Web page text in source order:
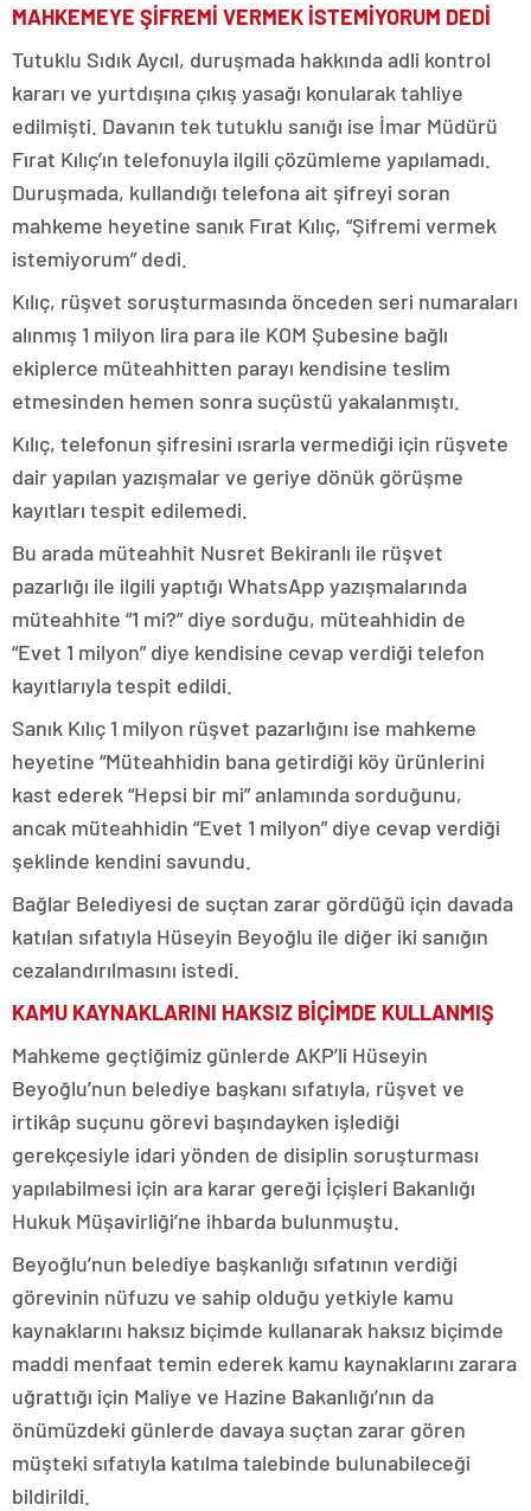
MAHKEMEYE ŞİFREMİ VERMEK İSTEMİYORUM DEDİ
Tutuklu Sıdık Aycıl, duruşmada hakkında adli kontrol
kararı ve yurtdışına çıkış yasağı konularak tahliye
edilmişti. Davanın tek tutuklu sanığı ise İmar Müdürü
Fırat Kılıç’ın telefonuyla ilgili çözümleme yapılamadı.
Duruşmada, kullandığı telefona ait şifreyi soran
mahkeme heyetine sanık Fırat Kılıç, “Şifremi vermek
istemiyorum” dedi.
Kılıç, rüşvet soruşturmasında önceden seri numaraları
alınmış 1 milyon lira para ile KOM Şubesine bağlı
ekiplerce müteahhitten parayı kendisine teslim
etmesinden hemen sonra suçüstü yakalanmıştı.
Kılıç, telefonun şifresini ısrarla vermediği için rüşvete
dair yapılan yazışmalar ve geriye dönük görüşme
kayıtları tespit edilemedi.
Bu arada müteahhit Nusret Bekiranlı ile rüşvet
pazarlığı ile ilgili yaptığı WhatsApp yazışmalarında
müteahhite “1 mi?” diye sorduğu, müteahhidin de
“Evet 1 milyon” diye kendisine cevap verdiği telefon
kayıtlarıyla tespit edildi.
Sanık Kılıç 1 milyon rüşvet pazarlığını ise mahkeme
heyetine “Müteahhidin bana getirdiği köy ürünlerini
kast ederek “Hepsi bir mi” anlamında sorduğunu,
ancak müteahhidin “Evet 1 milyon” diye cevap verdiği
şeklinde kendini savundu.
Bağlar Belediyesi de suçtan zarar gördüğü için davada
katılan sıfatıyla Hüseyin Beyoğlu ile diğer iki sanığın
cezalandırılmasını istedi.
KAMU KAYNAKLARINI HAKSIZ BİÇİMDE KULLANMIŞ
Mahkeme geçtiğimiz günlerde AKP’li Hüseyin
Beyoğlu’nun belediye başkanı sıfatıyla, rüşvet ve
irtikâp suçunu görevi başındayken işlediği
gerekçesiyle idari yönden de disiplin soruşturması
yapılabilmesi için ara karar gereği İçişleri Bakanlığı
Hukuk Müşavirliği’ne ihbarda bulunmuştu.
Beyoğlu’nun belediye başkanlığı sıfatının verdiği
görevinin nüfuzu ve sahip olduğu yetkiyle kamu
kaynaklarını haksız biçimde kullanarak haksız biçimde
maddi menfaat temin ederek kamu kaynaklarını zarara
uğrattığı için Maliye ve Hazine Bakanlığı’nın da
önümüzdeki günlerde davaya suçtan zarar gören
müşteki sıfatıyla katılma talebinde bulunabileceği
bildirildi.